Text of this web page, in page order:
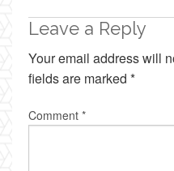
Leave a Reply
Your email address will
fields are marked *
Comment *